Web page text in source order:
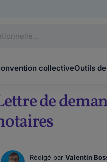
collectiveOutils
de
Rédigé parValentin